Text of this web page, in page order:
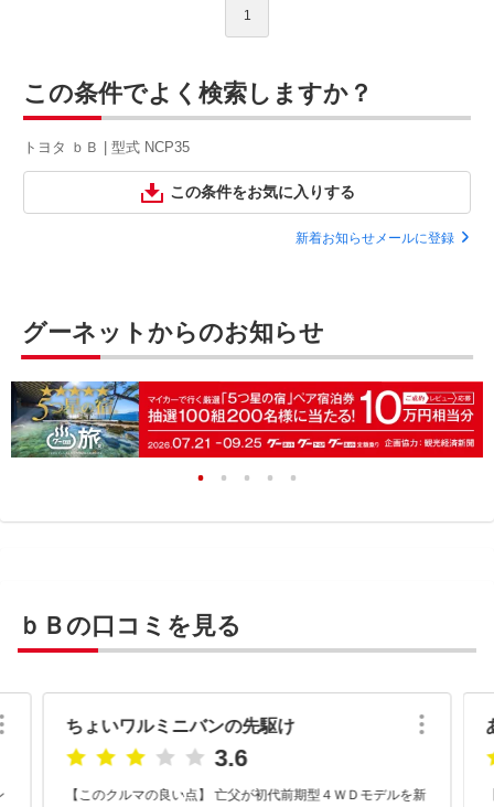
1
この条件でよく検索しますか？
トヨタ ｂＢ | 型式 NCP35
この条件をお気に入りする
新着お知らせメールに登録
グーネットからのお知らせ
ｂＢの口コミを見る
ちょいワルミニバンの先駆け
3.6
【このクルマの良い点】 亡父が初代前期型４ＷＤモデルを新